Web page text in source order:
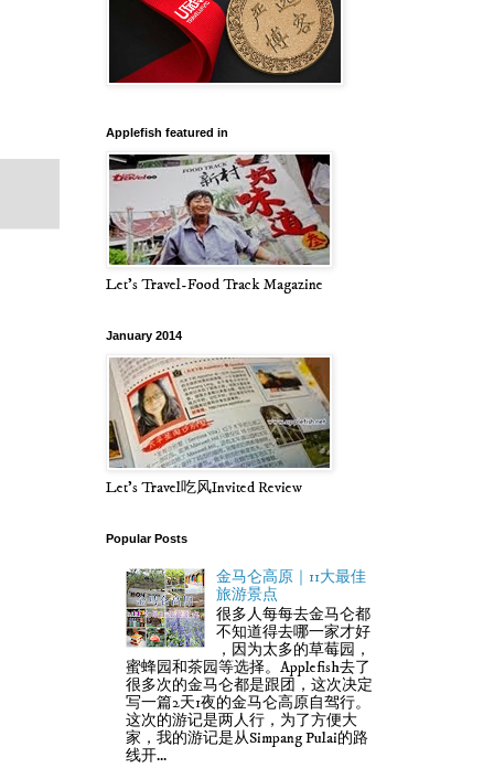
Applefish featured in
Let's Travel-Food Track Magazine
January 2014
Let's Travel吃风Invited Review
Popular Posts
金马仑高原｜11大最佳
旅游景点
很多人每每去金马仑都
不知道得去哪一家才好
，因为太多的草莓园，
蜜蜂园和茶园等选择。Applefish去了
很多次的金马仑都是跟团，这次决定
写一篇2天1夜的金马仑高原自驾行。
这次的游记是两人行，为了方便大
家，我的游记是从Simpang Pulai的路
线开...